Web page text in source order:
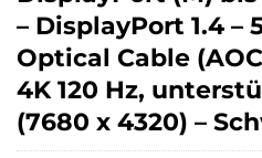
– DisplayPort 1.4 –
Optical Cable
4K 120 Hz,
(7680 x 4320) –